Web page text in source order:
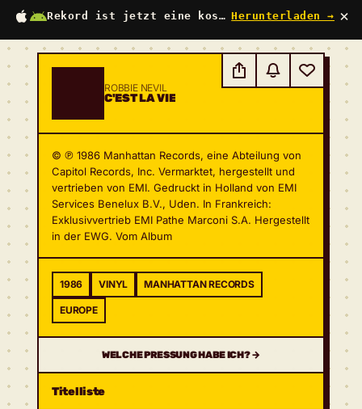
Rekord ist jetzt eine kostenlose App Herunterladen → ×